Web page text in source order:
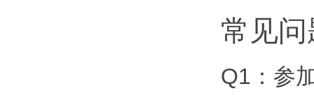
常见
Q1：参